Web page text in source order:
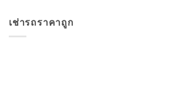
เช่ารถราคาถูก